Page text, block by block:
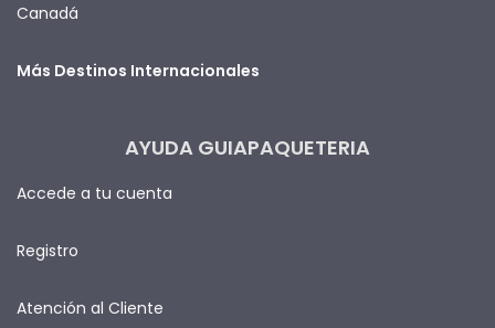
Canadá
Más Destinos Internacionales
AYUDA GUIAPAQUETERIA
Accede a tu cuenta
Registro
Atención al Cliente